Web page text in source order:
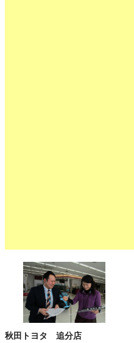
秋田トヨタ 追分店